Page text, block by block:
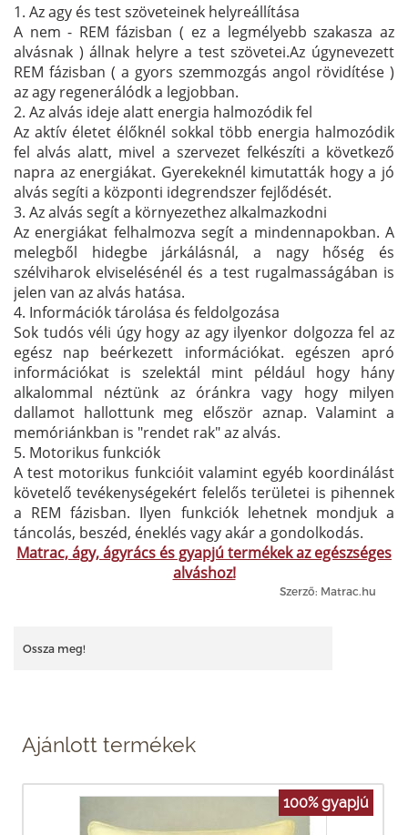
1. Az agy és test szöveteinek helyreállítása
A nem - REM fázisban ( ez a legmélyebb szakasza az
alvásnak ) állnak helyre a test szövetei.Az úgynevezett
REM fázisban ( a gyors szemmozgás angol rövidítése )
az agy regenerálódk a legjobban.
2. Az alvás ideje alatt energia halmozódik fel
Az aktív életet élőknél sokkal több energia halmozódik
fel alvás alatt, mivel a szervezet felkészíti a következő
napra az energiákat. Gyerekeknél kimutatták hogy a jó
alvás segíti a központi idegrendszer fejlődését.
3. Az alvás segít a környezethez alkalmazkodni
Az energiákat felhalmozva segít a mindennapokban. A
melegből hidegbe járkálásnál, a nagy hőség és
szélviharok elviselésénél és a test rugalmasságában is
jelen van az alvás hatása.
4. Információk tárolása és feldolgozása
Sok tudós véli úgy hogy az agy ilyenkor dolgozza fel az
egész nap beérkezett információkat. egészen apró
információkat is szelektál mint például hogy hány
alkalommal néztünk az óránkra vagy hogy milyen
dallamot hallottunk meg először aznap. Valamint a
memóriánkban is "rendet rak" az alvás.
5. Motorikus funkciók
A test motorikus funkcióit valamint egyéb koordinálást
követelő tevékenységekért felelős területei is pihennek
a REM fázisban. Ilyen funkciók lehetnek mondjuk a
táncolás, beszéd, éneklés vagy akár a gondolkodás.
Matrac, ágy, ágyrács és gyapjú termékek az egészséges
alváshoz!
Szerző: Matrac.hu
Ossza meg!
Ajánlott termékek
100% gyapjú